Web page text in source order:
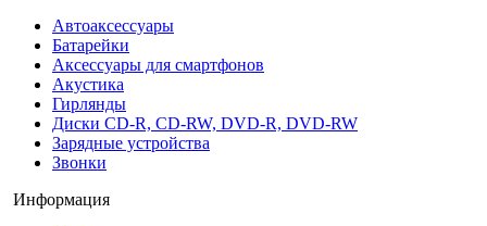
Автоаксессуары
Батарейки
Аксессуары для смартфонов
Акустика
Гирлянды
Диски CD-R, CD-RW, DVD-R, DVD-RW
Зарядные устройства
Звонки
Информация